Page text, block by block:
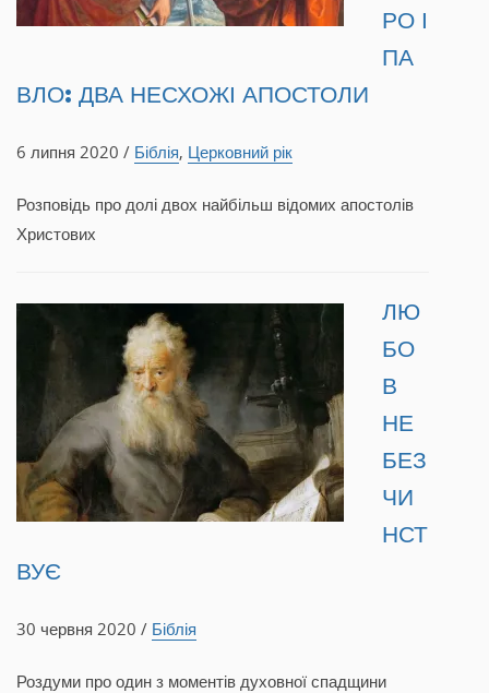
РО І
ПА
ВЛО: ДВА НЕСХОЖІ АПОСТОЛИ
6 липня 2020 / Біблія, Церковний рік
Розповідь про долі двох найбільш відомих апостолів
Христових
ЛЮ
БО
В
НЕ
БЕЗ
ЧИ
НСТ
ВУЄ
30 червня 2020 / Біблія
Роздуми про один з моментів духовної спадщини